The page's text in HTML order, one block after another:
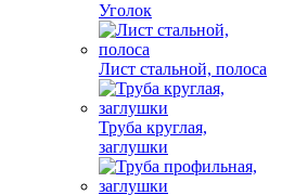
Уголок
Лист стальной, полоса
Труба круглая,
заглушки